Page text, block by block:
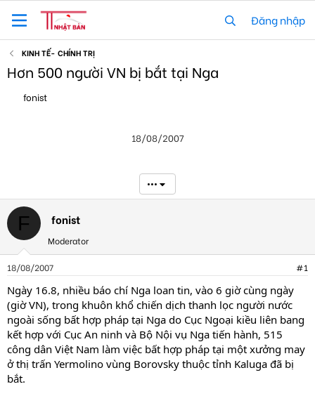
Đăng nhập
KINH TẾ- CHÍNH TRỊ
Hơn 500 người VN bị bắt tại Nga
r
t
e
r
fonist
18/08/2007
•••
F fonist
Moderator
18/08/2007 #1
Ngày 16.8, nhiều báo chí Nga loan tin, vào 6 giờ cùng ngày
(giờ VN), trong khuôn khổ chiến dịch thanh lọc người nước
ngoài sống bất hợp pháp tại Nga do Cục Ngoại kiều liên bang
kết hợp với Cục An ninh và Bộ Nội vụ Nga tiến hành, 515
công dân Việt Nam làm việc bất hợp pháp tại một xưởng may
ở thị trấn Yermolino vùng Borovsky thuộc tỉnh Kaluga đã bị
bắt.